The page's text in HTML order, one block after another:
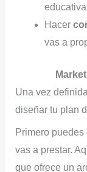
Hacer
vas a
Una vez
diseñar tu plan
Primero
vas a prestar.
que ofrece un